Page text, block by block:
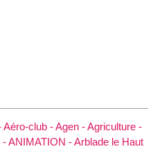
Aéro-club -Agen -Agriculture -
-ANIMATION -Arblade le Haut